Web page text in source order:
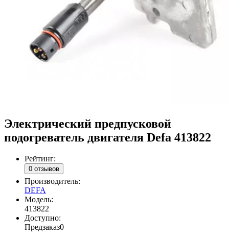
Электрический предпусковой
подогреватель двигателя Defa 413822
Рейтинг:
0 отзывов
Производитель:
DEFA
Модель:
413822
Доступно:
Предзаказ0